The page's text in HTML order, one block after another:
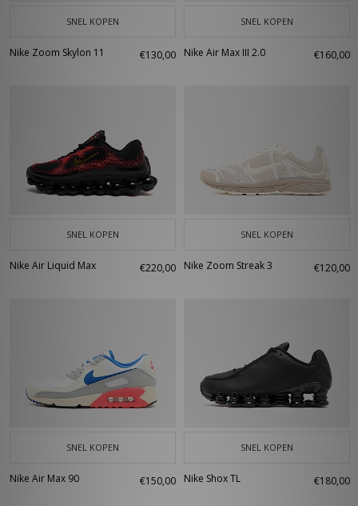
SNEL KOPEN
Nike Zoom Skylon 11 €130,00
SNEL KOPEN
Nike Air Max III 2.0 €160,00
SNEL KOPEN
Nike Air Liquid Max €220,00
SNEL KOPEN
Nike Zoom Streak 3 €120,00
SNEL KOPEN
Nike Air Max 90 €150,00
SNEL KOPEN
Nike Shox TL €180,00